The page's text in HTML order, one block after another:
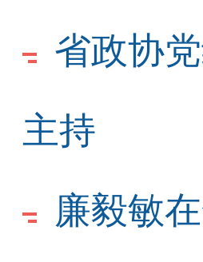
省政协
主持
廉毅敏